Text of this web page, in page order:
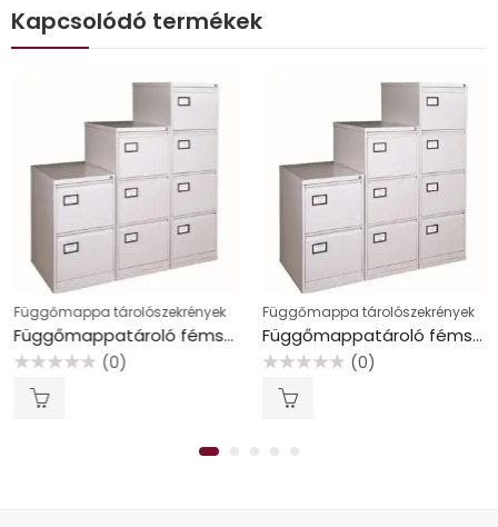
Kapcsolódó termékek
Függőmappa tárolószekrények
Függőmappatároló fémszekrény, 3 fiókos, MAYAH, szürke
(0)
Függőmappa tárolószekrények
Függőmappatároló fémszekrény, 2 fiókos, MAYAH, szürke
(0)